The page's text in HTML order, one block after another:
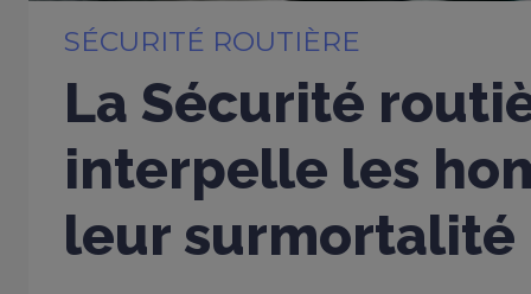
SÉCURITÉ ROUTIÈRE
La Sécurité
interpelle les
leur